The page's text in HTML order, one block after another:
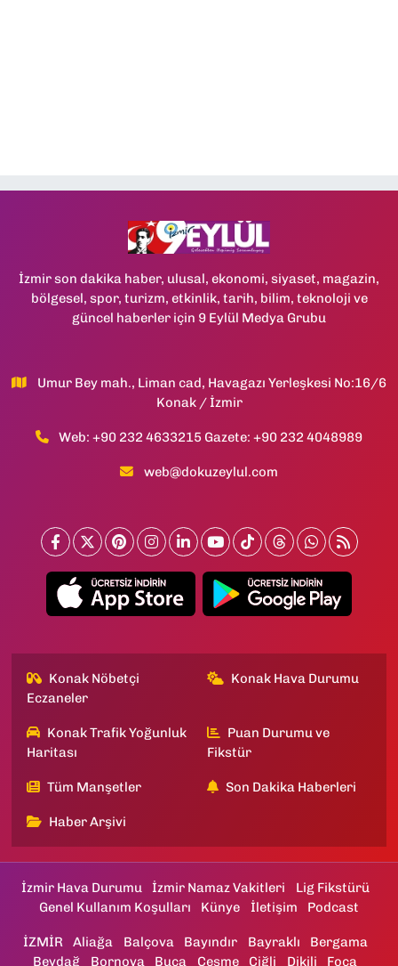
İzmir son dakika haber, ulusal, ekonomi, siyaset, magazin,
bölgesel, spor, turizm, etkinlik, tarih, bilim, teknoloji ve
güncel haberler için 9 Eylül Medya Grubu
Umur Bey mah., Liman cad, Havagazı Yerleşkesi No:16/6
Konak / İzmir
Web: +90 232 4633215 Gazete: +90 232 4048989
web@dokuzeylul.com
Konak Nöbetçi
Eczaneler
Konak Hava Durumu
Konak Trafik Yoğunluk
Haritası
Puan Durumu ve
Fikstür
Tüm Manşetler Son Dakika Haberleri
Haber Arşivi
İzmir Hava Durumu İzmir Namaz Vakitleri
Lig Fikstürü
Genel Kullanım Koşulları
Künye İletişim Podcast
İZMİR Aliağa Balçova Bayındır Bayraklı
Bergama
Beydağ
Bornova Buca Çeşme Çiğli Dikili Foça